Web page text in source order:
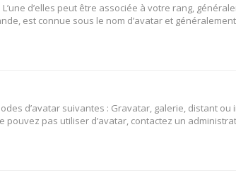
d’elles peut être associée à votre rang,
est connue sous le nom d’avatar et
d’avatar suivantes : Gravatar, galerie, distant ou
pas utiliser d’avatar, contactez un